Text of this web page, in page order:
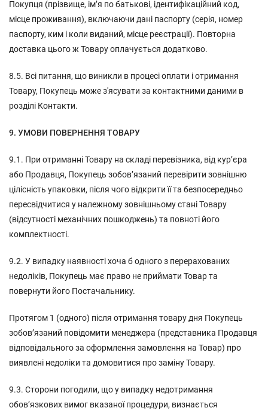
Покупця (прізвище, ім’я по батькові, ідентифікаційний код,
місце проживання), включаючи дані паспорту (серія, номер
паспорту, ким і коли виданий, місце реєстрації). Повторна
доставка цього ж Товару оплачується додатково.
8.5. Всі питання, що виникли в процесі оплати і отримання
Товару, Покупець може з'ясувати за контактними даними в
розділі Контакти.
9. УМОВИ ПОВЕРНЕННЯ ТОВАРУ
9.1. При отриманні Товару на складі перевізника, від кур’єра
або Продавця, Покупець зобов’язаний перевірити зовнішню
цілісність упаковки, після чого відкрити її та безпосередньо
пересвідчитися у належному зовнішньому стані Товару
(відсутності механічних пошкоджень) та повноті його
комплектності.
9.2. У випадку наявності хоча б одного з перерахованих
недоліків, Покупець має право не приймати Товар та
повернути його Постачальнику.
Протягом 1 (одного) після отримання товару дня Покупець
зобов’язаний повідомити менеджера (представника Продавця
відповідального за оформлення замовлення на Товар) про
виявлені недоліки та домовитися про заміну Товару.
9.3. Сторони погодили, що у випадку недотримання
обов’язкових вимог вказаної процедури, визнається